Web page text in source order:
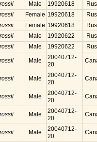
Male 19920618
Female 19920618
Female 19920618
Male 19920622
Male 19920622
Male
20040712-
20
Male
20040712-
20
Male
20040712-
20
Male
20040712-
20
Male
20040712-
20